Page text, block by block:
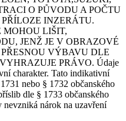
O PŮVODU A POČTU
INZERÁTU.
MOHOU LIŠIT,
JENŽ JE V OBRAZOVÉ
VÝBAVU DLE
PRÁVO. Údaje
charakter. Tato indikativní
nebo § 1732 občanského
dle § 1733 občanského
nárok na uzavření